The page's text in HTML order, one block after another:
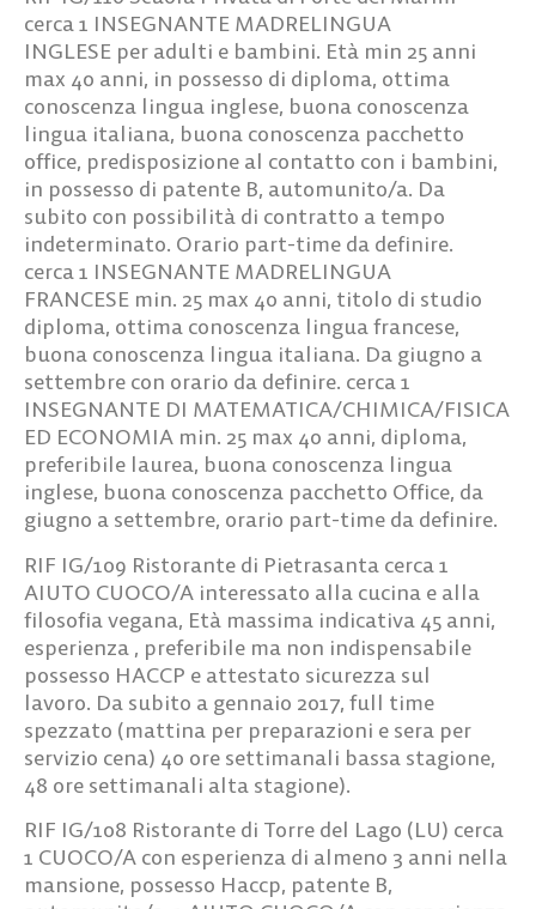
cerca1 INSEGNANTE MADRELINGUA
INGLESE per adulti e bambini. Età min 25 anni
max 40 anni, in possesso di diploma, ottima
conoscenza lingua inglese, buona conoscenza
lingua italiana, buona conoscenza pacchetto
office, predisposizione al contatto con i bambini,
in possesso di patente B, automunito/a. Da
subito con possibilità di contratto a tempo
indeterminato. Orario part-time da definire.
cerca1 INSEGNANTE MADRELINGUA
FRANCESE min. 25 max 40 anni, titolo di studio
diploma, ottima conoscenza lingua francese,
buona conoscenza lingua italiana. Da giugno a
settembre con orario da definire. cerca1
INSEGNANTE DI MATEMATICA/CHIMICA/FISICA
ED ECONOMIA min. 25 max 40 anni, diploma,
preferibile laurea, buona conoscenza lingua
inglese, buona conoscenza pacchetto Office, da
giugno a settembre, orario part-time da definire.
RIF IG/109 Ristorante di Pietrasanta cerca1
AIUTO CUOCO/A interessato alla cucina e alla
filosofia vegana, Età massima indicativa 45 anni,
esperienza , preferibile ma non indispensabile
possesso HACCP e attestato sicurezza sul
lavoro. Da subito a gennaio 2017, full time
spezzato (mattina per preparazioni e sera per
servizio cena) 40 ore settimanali bassa stagione,
48 ore settimanali alta stagione).
RIF IG/108 Ristorante di Torre del Lago (LU) cerca
1 CUOCO/A con esperienza di almeno 3 anni nella
mansione, possesso Haccp, patente B,